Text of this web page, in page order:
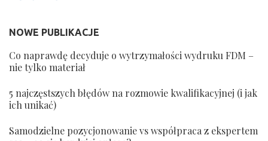
NOWE PUBLIKACJE
Co naprawdę decyduje o wytrzymałości wydruku FDM –
nie tylko materiał
5 najczęstszych błędów na rozmowie kwalifikacyjnej (i jak
ich unikać)
Samodzielne pozycjonowanie vs współpraca z ekspertem